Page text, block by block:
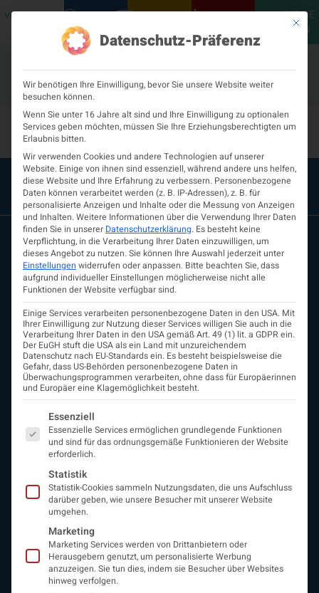
VERANSTALTUNGENPODCASTS NEUROLOGISCH KONTAKT
MEINE
ÖGN
Sonstiges-426
ÖGN
Über uns
Vorstand
Beirat
Arbeitsgemeinschaften
assoziierte Gesellschaften
EAN
Fördermitglieder
Entwicklung der Neurologoie
Neurologiereport
Mitgliedschaft
Statuten
Kontakt
Impressum
Datenschutzerklärung
Mit
Datenschutz-Präferenz
Wir benötigen Ihre Einwilligung, bevor Sie unsere Website weiter
besuchen können.
Wenn Sie unter 16 Jahre alt sind und Ihre Einwilligung zu optionalen
Services geben möchten, müssen Sie Ihre Erziehungsberechtigten um
Erlaubnis bitten.
Wir verwenden Cookies und andere Technologien auf unserer
Website. Einige von ihnen sind essenziell, während andere uns helfen,
diese Website und Ihre Erfahrung zu verbessern. Personenbezogene
Daten können verarbeitet werden (z. B. IP-Adressen), z. B. für
personalisierte Anzeigen und Inhalte oder die Messung von Anzeigen
und Inhalten.Weitere Informationen über die Verwendung Ihrer Daten
finden Sie in unserer Datenschutzerklärung. Es besteht keine
Verpflichtung, in die Verarbeitung Ihrer Daten einzuwilligen, um
dieses Angebot zu nutzen.Sie können Ihre Auswahl jederzeit unter
Einstellungen widerrufen oder anpassen. Bitte beachten Sie, dass
aufgrund individueller Einstellungen möglicherweise nicht alle
Funktionen der Website verfügbar sind.
Einige Services verarbeiten personenbezogene Daten in den USA. Mit
Ihrer Einwilligung zur Nutzung dieser Services willigen Sie auch in die
Verarbeitung Ihrer Daten in den USA gemäß Art. 49 (1) lit. a GDPR ein.
Der EuGH stuft die USA als ein Land mit unzureichendem
Datenschutz nach EU-Standards ein. Es besteht beispielsweise die
Gefahr, dass US-Behörden personenbezogene Daten in
Überwachungsprogrammen verarbeiten, ohne dass für Europäerinnen
und Europäer eine Klagemöglichkeit besteht.
Es folgt eine Liste der Service-Gruppen, für die eine
Essenziell
Essenzielle Services ermöglichen grundlegende Funktionen
und sind für das ordnungsgemäße Funktionieren der Website
erforderlich.
Statistik
Statistik-Cookies sammeln Nutzungsdaten, die uns Aufschluss
darüber geben, wie unsere Besucher mit unserer Website
umgehen.
Marketing
Marketing Services werden von Drittanbietern oder
Herausgebern genutzt, um personalisierte Werbung
anzuzeigen. Sie tun dies, indem sie Besucher über Websites
hinweg verfolgen.